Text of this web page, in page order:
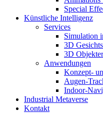
Special
Künstliche Intelligenz
Services
Simulation
3D
3D
Anwendungen
Konzept-
Augen-
Indoor-
Industrial Metaverse
Kontakt